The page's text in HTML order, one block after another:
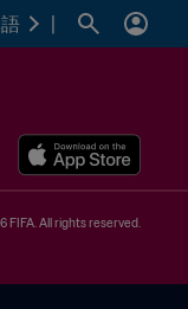
FIFA. All rights reserved.